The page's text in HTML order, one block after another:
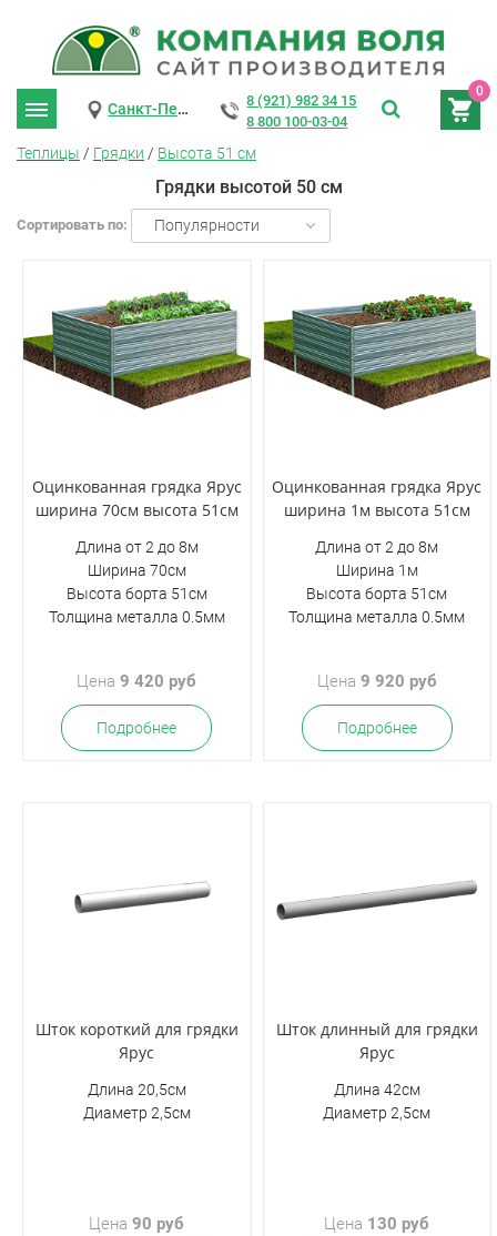
0
Санкт-Петербург
8 (921) 982 34 15
8 800 100-03-04
Теплицы / Грядки / Высота 51 см
Грядки высотой 50 см
Сортировать по: Популярности
Оцинкованная грядка Ярус
ширина 70см высота 51см
Длина от 2 до 8м
Ширина 70см
Высота борта 51см
Толщина металла 0.5мм
Цена9 420 руб
Подробнее
Оцинкованная грядка Ярус
ширина 1м высота 51см
Длина от 2 до 8м
Ширина 1м
Высота борта 51см
Толщина металла 0.5мм
Цена 9 920 руб
Подробнее
Шток короткий для грядки
Ярус
Длина 20,5см
Диаметр 2,5см
Цена90 руб
Шток длинный для грядки
Ярус
Длина 42см
Диаметр 2,5см
Цена 130 руб